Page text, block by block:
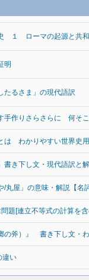
１ ローマの起源と共和
明
たるさま」の現代語訳
手作りさらさらに 何そ
は わかりやすい世界史
書き下し文・現代語訳と
/丸屋」の意味・解説【名詞
題[連立不等式の計算を
の斧）』 書き下し文・
違い